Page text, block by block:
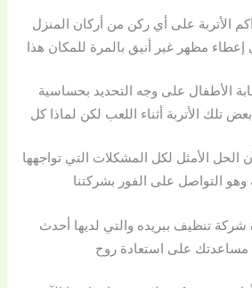
الأتربة على أي ركن من أركان المنزل
مظهر غير أنيق بالمرة للمكان هذا
الأطفال على وجه التحديد بحساسية
تلك الأتربة أثناء اللعب لكن لماذا كل
الحل الأمثل لكل المشكلات التي تواجهها
التواصل على الفور بشركتنا
شركة تنظيف ببريده والتي لديها أحدث
مساعدتك على استعادة روح